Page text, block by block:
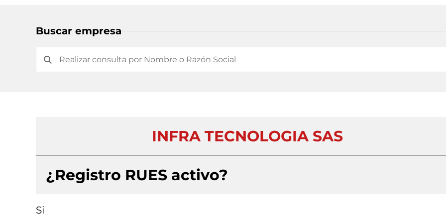
Buscar empresa
INFRA TECNOLOGIA SAS
¿Registro RUES activo?
Si